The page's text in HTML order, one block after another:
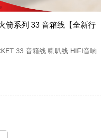
3
箭系列 33 音箱线【全新行
33 音箱线 喇叭线 HIFI音响